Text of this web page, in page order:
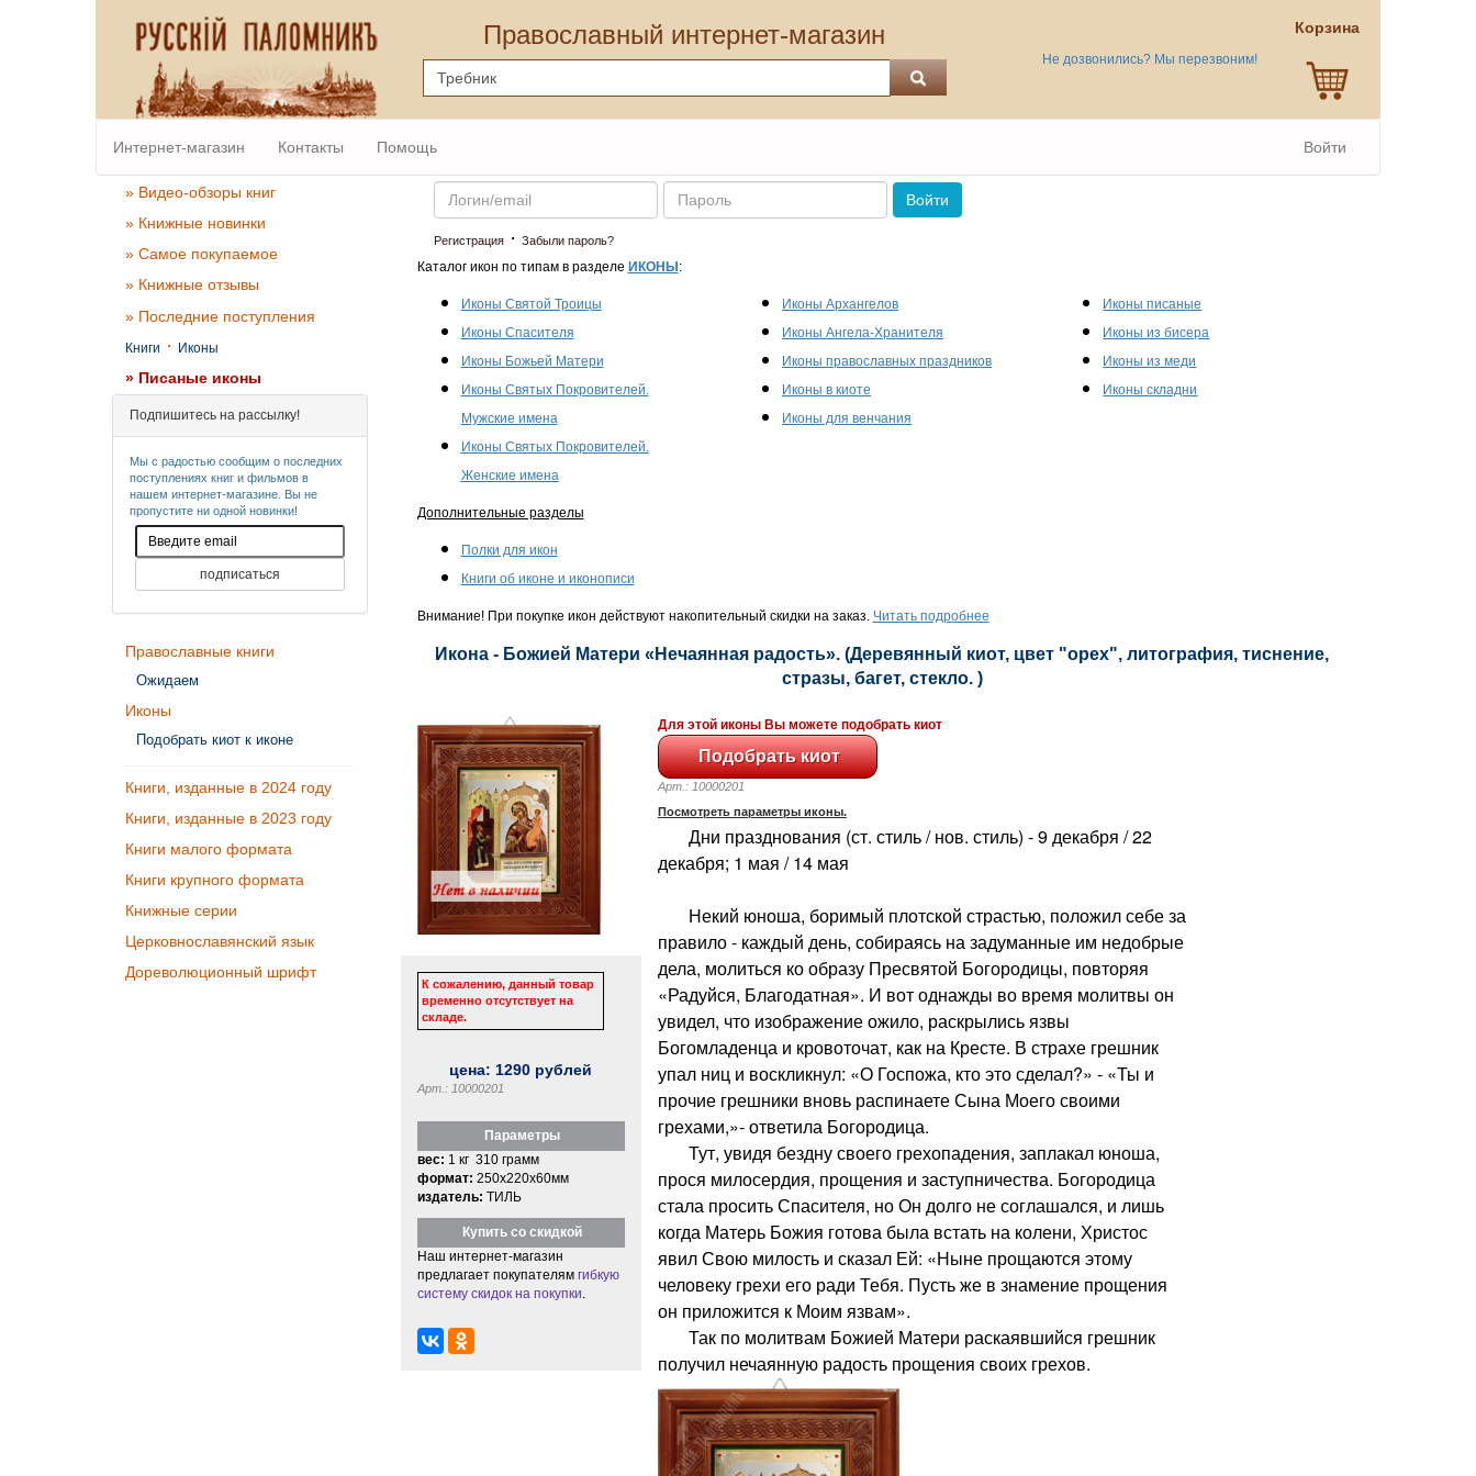
Православный интернет-магазин
Не дозвонились? Мы перезвоним!
Корзина
Интернет-магазин Контакты Помощь Войти
» Видео-обзоры книг
» Книжные новинки
» Самое покупаемое
» Книжные отзывы
» Последние поступления
Книги · Иконы
» Писаные иконы
Подпишитесь на рассылку!
Мы с радостью сообщим о последних
поступлениях книг и фильмов в
нашем интернет-магазине. Вы не
пропустите ни одной новинки!
Православные книги
Ожидаем
Иконы
Подобрать киот к иконе
Книги, изданные в 2024 году
Книги, изданные в 2023 году
Книги малого формата
Книги крупного формата
Книжные серии
Церковнославянский язык
Дореволюционный шрифт
Email Пароль
Войти
Регистрация· Забыли пароль?
Каталог икон по типам в разделе ИКОНЫ :
Иконы Святой Троицы
Иконы Спасителя
Иконы Божьей Матери
Иконы Святых Покровителей.
Мужские имена
Иконы Святых Покровителей.
Женские имена
Иконы Архангелов
Иконы Ангела-Хранителя
Иконы православных праздников
Иконы в киоте
Иконы для венчания
Иконы писаные
Иконы из бисера
Иконы из меди
Иконы складни
Дополнительные разделы
Полки для икон
Книги об иконе и иконописи
Внимание! При покупке икон действуют накопительный скидки на заказ. Читать подробнее
Икона - Божией Матери «Нечаянная радость». (Деревянный киот, цвет "орех", литография, тиснение,
стразы, багет, стекло. )
К сожалению, данный товар
временно отсутствует на
складе.
цена: 1290 рублей
Арт.: 10000201
Параметры
вес: 1 кг 310 грамм
формат: 250x220x60мм
издатель: ТИЛЬ
Купить со скидкой
Наш интернет-магазин
предлагает покупателям гибкую
систему скидок на покупки
Для этой иконы Вы можете подобрать киот
Арт.: 10000201
Посмотреть параметры иконы.
Дни празднования (ст. стиль / нов. стиль) - 9 декабря / 22
декабря; 1 мая / 14 мая
Некий юноша, боримый плотской страстью, положил себе за
правило - каждый день, собираясь на задуманные им недобрые
дела, молиться ко образу Пресвятой Богородицы, повторяя
«Радуйся, Благодатная». И вот однажды во время молитвы он
увидел, что изображение ожило, раскрылись язвы
Богомладенца и кровоточат, как на Кресте. В страхе грешник
упал ниц и воскликнул: «О Госпожа, кто это сделал?» - «Ты и
прочие грешники вновь распинаете Сына Моего своими
грехами,»- ответила Богородица.
Тут, увидя бездну своего грехопадения, заплакал юноша,
прося милосердия, прощения и заступничества. Богородица
стала просить Спасителя, но Он долго не соглашался, и лишь
когда Матерь Божия готова была встать на колени, Христос
явил Свою милость и сказал Ей: «Ныне прощаются этому
человеку грехи его ради Тебя. Пусть же в знамение прощения
он приложится к Моим язвам».
Так по молитвам Божией Матери раскаявшийся грешник
получил нечаянную радость прощения своих грехов.